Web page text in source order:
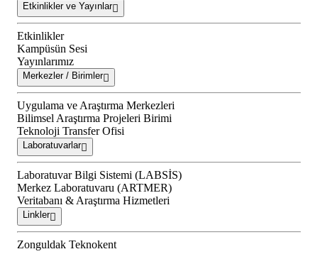
Etkinlikler ve Yayınlar
Etkinlikler
Kampüsün Sesi
Yayınlarımız
Merkezler / Birimler
Uygulama ve Araştırma Merkezleri
Bilimsel Araştırma Projeleri Birimi
Teknoloji Transfer Ofisi
Laboratuvarlar
Laboratuvar Bilgi Sistemi (LABSİS)
Merkez Laboratuvaru (ARTMER)
Veritabanı & Araştırma Hizmetleri
Linkler
Zonguldak Teknokent